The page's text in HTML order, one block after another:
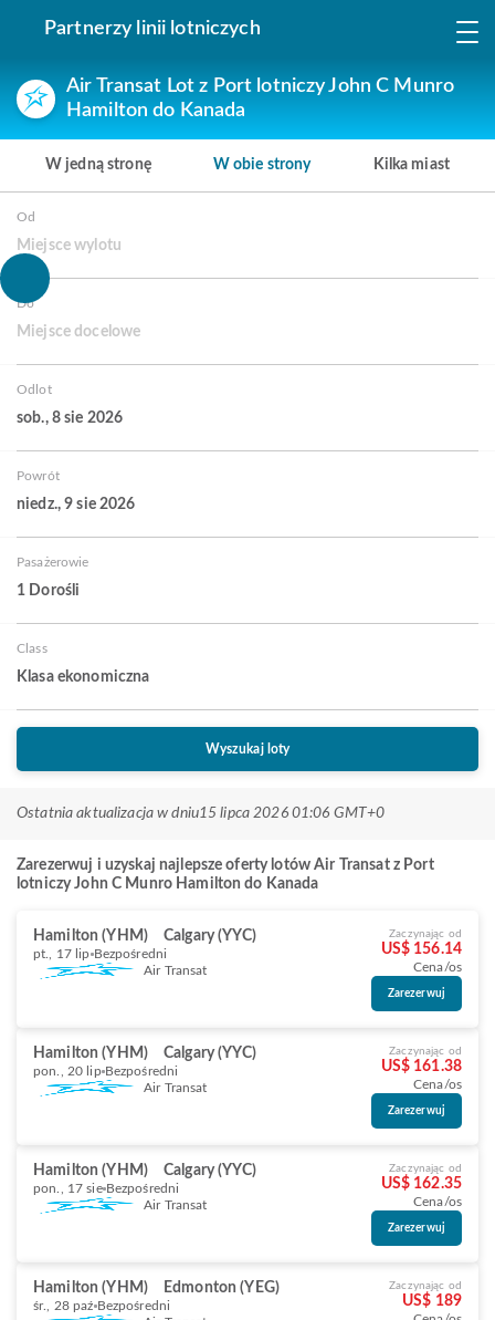
Partnerzy linii lotniczych
Air Transat Lot z Port lotniczy John C Munro
Hamilton do Kanada
W jedną stronę W obie strony Kilka miast
Od
Miejsce wylotu
Do
Miejsce docelowe
Odlot
sob., 8 sie 2026
Powrót
niedz., 9 sie 2026
Pasażerowie
1 Dorośli
Class
Klasa ekonomiczna
Wyszukaj loty
Ostatnia aktualizacja w dniu15 lipca 2026 01:06 GMT+0
Zarezerwuj i uzyskaj najlepsze oferty lotów Air Transat z Port
lotniczy John C Munro Hamilton do Kanada
Hamilton (YHM) Calgary (YYC)
pt., 17 lip Bezpośredni
Air Transat
Zaczynając od
US$ 156.14
Cena/os
Zarezerwuj
Hamilton (YHM) Calgary (YYC)
pon., 20 lip Bezpośredni
Air Transat
Zaczynając od
US$ 161.38
Cena/os
Zarezerwuj
Hamilton (YHM) Calgary (YYC)
pon., 17 sie Bezpośredni
Air Transat
Zaczynając od
US$ 162.35
Cena/os
Zarezerwuj
Hamilton (YHM) Edmonton (YEG)
śr., 28 paź Bezpośredni
Zaczynając od
US$ 189